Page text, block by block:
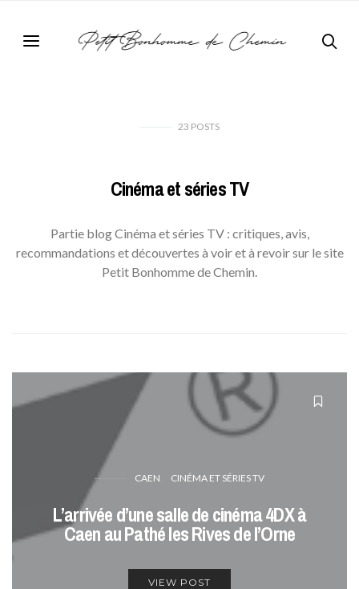
23 POSTS
Cinéma et séries TV
Partie blog Cinéma et séries TV : critiques, avis,
recommandations et découvertes à voir et à revoir sur le site
Petit Bonhomme de Chemin.
CAEN CINÉMA ET SÉRIES TV
L’arrivée d’une salle de cinéma 4DX à
Caen au Pathé les Rives de l’Orne
VIEW POST